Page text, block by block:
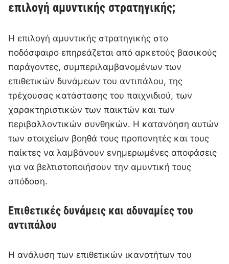
επιλογή αμυντικής στρατηγικής;
Η επιλογή αμυντικής στρατηγικής στο
ποδόσφαιρο επηρεάζεται από αρκετούς βασικούς
παράγοντες, συμπεριλαμβανομένων των
επιθετικών δυνάμεων του αντιπάλου, της
τρέχουσας κατάστασης του παιχνιδιού, των
χαρακτηριστικών των παικτών και των
περιβαλλοντικών συνθηκών. Η κατανόηση αυτών
των στοιχείων βοηθά τους προπονητές και τους
παίκτες να λαμβάνουν ενημερωμένες αποφάσεις
για να βελτιστοποιήσουν την αμυντική τους
απόδοση.
Επιθετικές δυνάμεις και αδυναμίες του
αντιπάλου
Η ανάλυση των επιθετικών ικανοτήτων του